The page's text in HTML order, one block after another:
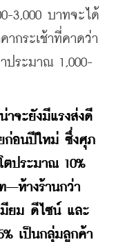
3,000 บาทจะได้
กระเช้าที่คาดว่า
ประมาณ 1,000-
าจะยังมีแรงส่งดี
ก่อนปีใหม่ ซึ่งศุภ
ตประมาณ 10%
–ห้างร้านกว่า
มียม ดีไซน์ และ
เป็นกลุ่มลูกค้า